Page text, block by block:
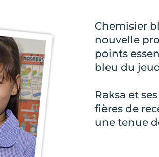
Chemisier
nouvelle
points
bleu du
Raksa et
fières de
une tenue